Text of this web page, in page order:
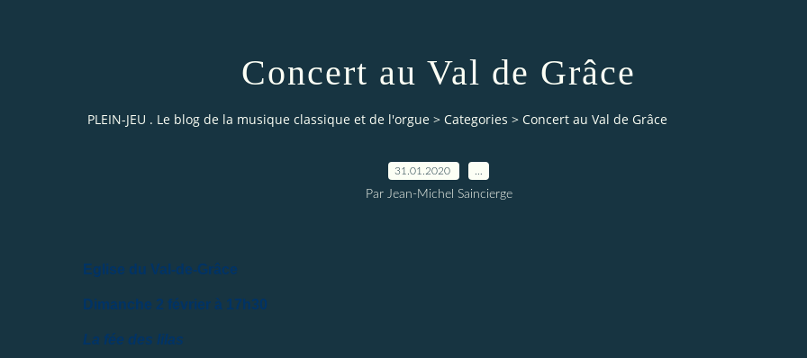
Concert au Val de Grâce
PLEIN-JEU . Le blog de la musique classique et de l'orgue > Categories > Concert au Val de Grâce
31.01.2020
Par Jean-Michel Saincierge
Eglise du Val-de-Grâce
Dimanche 2 février à 17h30
La fée des lilas